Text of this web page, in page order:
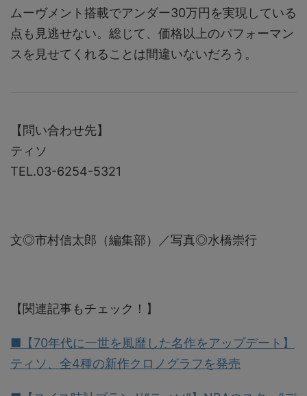
ムーヴメント搭載でアンダー30万円を実現している
点も見逃せない。総じて、価格以上のパフォーマン
スを見せてくれることは間違いないだろう。
【問い合わせ先】
ティソ
TEL.03-6254-5321
文◎市村信太郎（編集部）／写真◎水橋崇行
【関連記事もチェック！】
■【70年代に一世を風靡した名作をアップデート】
ティソ、全4種の新作クロノグラフを発売